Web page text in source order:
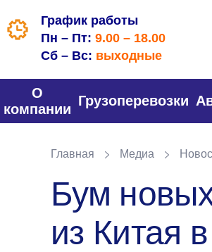
График работы
Пн – Пт: 9.00 – 18.00
Сб – Вс: выходные
О
компании
Грузоперевозки
Главная Медиа
Бум
из Китая